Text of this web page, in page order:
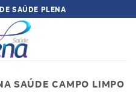
SAÚDE PLENA
SAÚDE CAMPO LIMPO